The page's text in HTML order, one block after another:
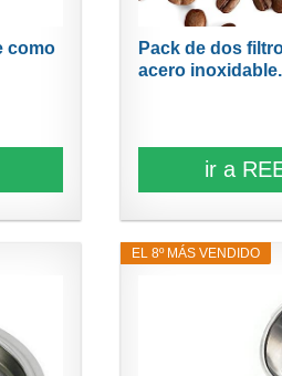
como
Pack de dos
acero
ir a
EL 8º MÁS VENDIDO